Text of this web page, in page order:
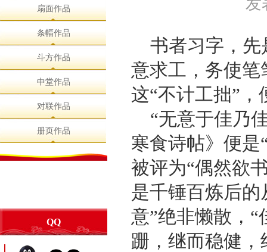
扇面作品
条幅作品
斗方作品
中堂作品
对联作品
册页作品
QQ
发
书者习字，
意求工，务使
这“不计工拙”，
“无意于佳乃
寒食诗帖》便是
被评为“偶然欲
是千锤百炼后
意”绝非懒散，
跚，继而稳健